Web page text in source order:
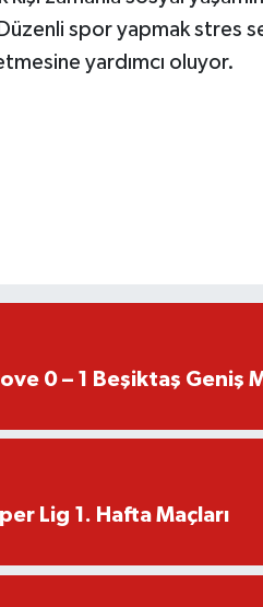
spor yapmak stres
yardımcı oluyor.
0 – 1 Beşiktaş Geniş
Lig 1. Hafta Maçları